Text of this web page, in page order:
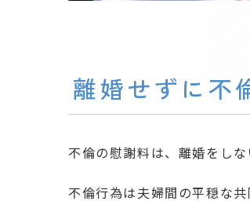
離婚せずに不
不倫の慰謝料は、離婚をしな
不倫行為は夫婦間の平穏な